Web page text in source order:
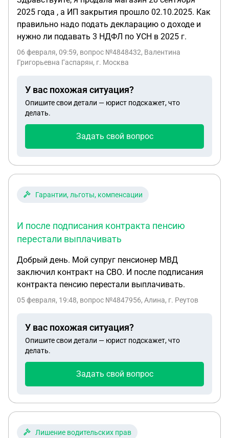
2025 года , а ИП закрытия прошло 02.10.2025. Как
правильно надо подать декларацию о доходе и
нужно ли подавать 3 НДФЛ по УСН в 2025 г.
06 февраля, 09:59, вопрос №4848432, Валентина
Григорьевна Гаспарян, г. Москва
У вас похожая ситуация?
Опишите свои детали — юрист подскажет, что
делать.
Задать свой вопрос
Гарантии, льготы, компенсации
И после подписания контракта пенсию
перестали выплачивать
Добрый день. Мой супруг пенсионер МВД
заключил контракт на СВО. И после подписания
контракта пенсию перестали выплачивать.
05 февраля, 19:48, вопрос №4847956, Алина, г. Реутов
У вас похожая ситуация?
Опишите свои детали — юрист подскажет, что
делать.
Задать свой вопрос
Лишение водительских прав